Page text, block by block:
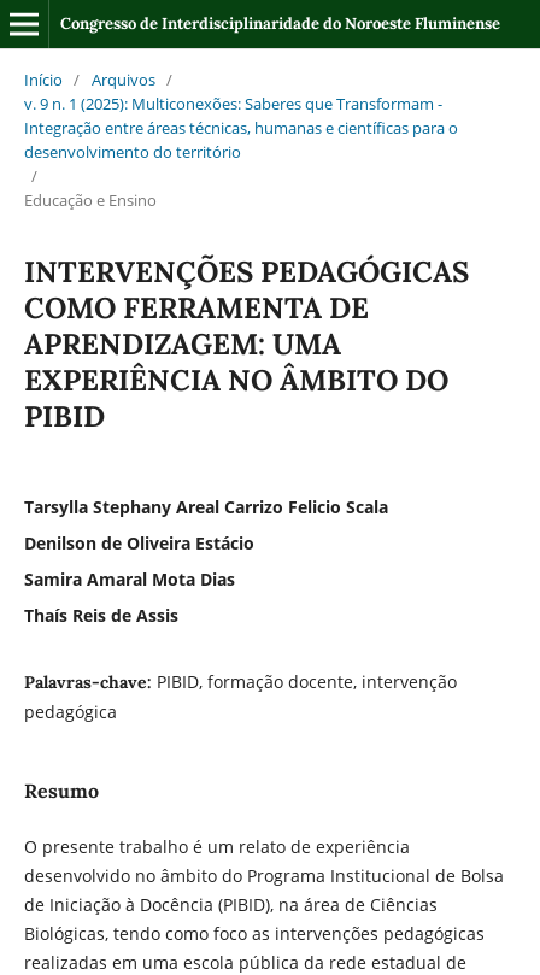
Congresso de Interdisciplinaridade do Noroeste Fluminense
Início / Arquivos /
v. 9 n. 1 (2025): Multiconexões: Saberes que Transformam -
Integração entre áreas técnicas, humanas e científicas para o
desenvolvimento do território
/
Educação e Ensino
INTERVENÇÕES PEDAGÓGICAS
COMO FERRAMENTA DE
APRENDIZAGEM: UMA
EXPERIÊNCIA NO ÂMBITO DO
PIBID
Tarsylla Stephany Areal Carrizo Felicio Scala
Denilson de Oliveira Estácio
Samira Amaral Mota Dias
Thaís Reis de Assis
Palavras-chave: PIBID, formação docente, intervenção
pedagógica
Resumo
O presente trabalho é um relato de experiência
desenvolvido no âmbito do Programa Institucional de Bolsa
de Iniciação à Docência (PIBID), na área de Ciências
Biológicas, tendo como foco as intervenções pedagógicas
realizadas em uma escola pública da rede estadual de